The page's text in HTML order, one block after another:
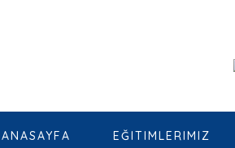
ANASAYFA EĞITIMLERIMIZ